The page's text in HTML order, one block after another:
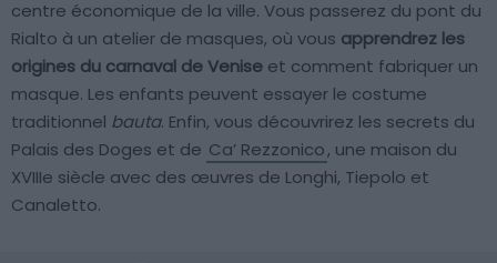
centre économique de la ville. Vous passerez du pont du
Rialto à un atelier de masques, où vous apprendrez les
origines du carnaval de Venise et comment fabriquer un
masque. Les enfants peuvent essayer le costume
traditionnel bauta. Enfin, vous découvrirez les secrets du
Palais des Doges et de Ca’ Rezzonico, une maison du
XVIIIe siècle avec des œuvres de Longhi, Tiepolo et
Canaletto.